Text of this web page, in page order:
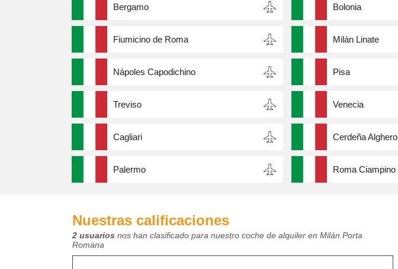
Bergamo Bolonia
Fiumicino de Roma Milán Linate
Nápoles Capodichino Pisa
Treviso Venecia
Cagliari Cerdeña Alghero
Palermo Roma Ciampino
Nuestras calificaciones
2 usuarios nos han clasificado para nuestro coche de alquiler en Milán Porta
Romana